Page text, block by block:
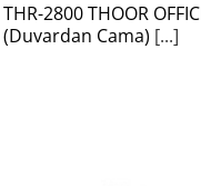
THR-2800 THOOR
(Duvardan Cama) [...]